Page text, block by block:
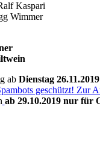
Kaspari
Wimmer
ab Dienstag 26.11.2019
geschützt! Zur
ab 29.10.2019 nur für